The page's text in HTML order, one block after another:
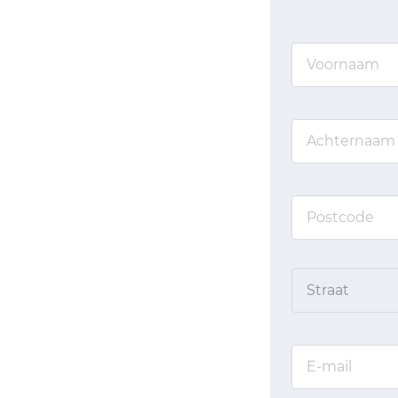
Straat